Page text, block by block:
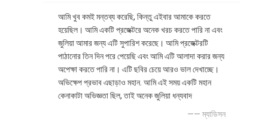
আমি খুব কমই মন্তব্য করেছি, কিন্তু এইবার আমাকে করতে
হয়েছিল। আমি একটি প্রজেক্টরে অনেক খরচ করতে পারি না এবং
জুলিয়া আমার জন্য এটি সুপারিশ করেছে। আমি প্রজেক্টরটি
পাঠানোর তিন দিন পরে পেয়েছি এবং আমি এটি আলাদা করার জন্য
অপেক্ষা করতে পারি না। এটি ছবির চেয়ে আরও ভাল দেখাচ্ছে।
অভিক্ষেপ প্রভাব এছাড়াও মহান. আমি এই সময় একটি মহান
কেনাকাটা অভিজ্ঞতা ছিল, তাই অনেক জুলিয়া ধন্যবাদ
—— ম্যাডিসন